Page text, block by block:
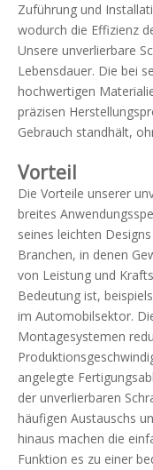
Zuführung und
wodurch die Effizienz
Unsere unverlierbare
Lebensdauer. Die bei
hochwertigen
präzisen
Gebrauch standhält,
Vorteil
Die Vorteile unserer
breites
seines leichten
Branchen, in denen
von Leistung und
Bedeutung ist,
im Automobilsektor.
Montagesystemen
angelegte
der unverlierbaren
häufigen Austauschs
hinaus machen die
Funktion es zu einer